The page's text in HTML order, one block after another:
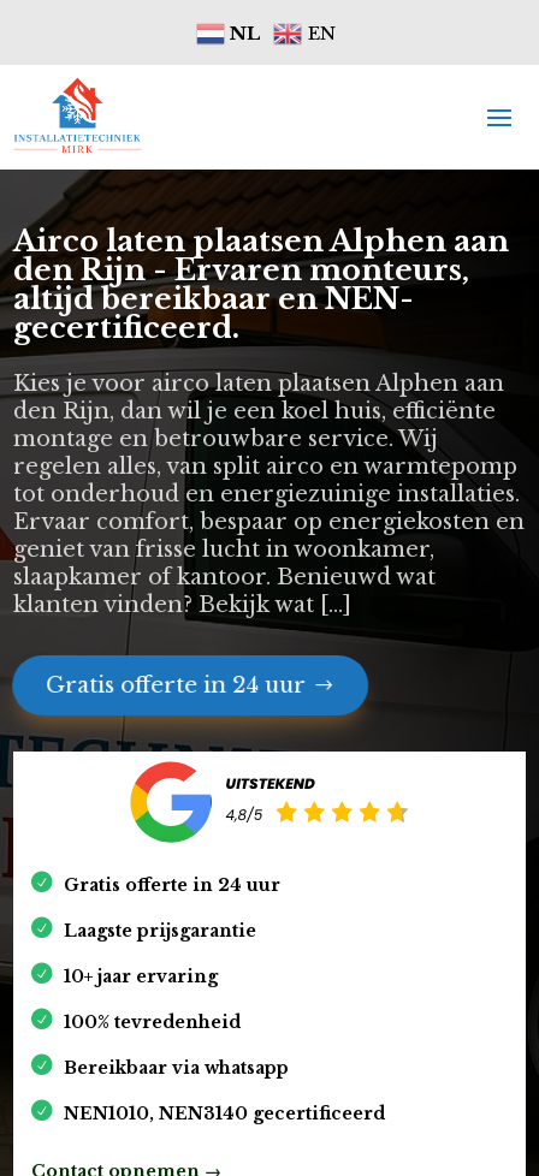
NL EN
Airco laten plaatsen Alphen aan
den Rijn - Ervaren monteurs,
altijd bereikbaar en NEN-
gecertificeerd.
Kies je voor airco laten plaatsen Alphen aan
den Rijn, dan wil je een koel huis, efficiënte
montage en betrouwbare service. Wij
regelen alles, van split airco en warmtepomp
tot onderhoud en energiezuinige installaties.
Ervaar comfort, bespaar op energiekosten en
geniet van frisse lucht in woonkamer,
slaapkamer of kantoor. Benieuwd wat
klanten vinden? Bekijk wat […]
Gratis offerte in 24 uur
Gratis offerte in 24 uur
Laagste prijsgarantie
10+ jaar ervaring
100% tevredenheid
Bereikbaar via whatsapp
NEN1010, NEN3140 gecertificeerd
Contact opnemen →